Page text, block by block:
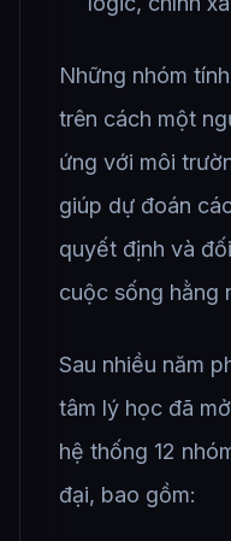
Những nhóm
trên cách một
ứng với môi
giúp dự đoán
quyết định và
cuộc sống hằng
Sau nhiều năm
tâm lý học đã
hệ thống 12
đại, bao gồm: